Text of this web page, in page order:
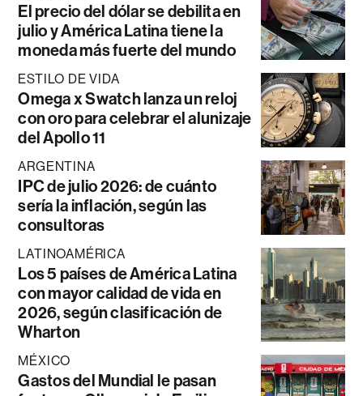
El precio del dólar se debilita en
julio y América Latina tiene la
moneda más fuerte del mundo
ESTILO DE VIDA
Omega x Swatch lanza un reloj
con oro para celebrar el alunizaje
del Apollo 11
ARGENTINA
IPC de julio 2026: de cuánto
sería la inflación, según las
consultoras
LATINOAMÉRICA
Los 5 países de América Latina
con mayor calidad de vida en
2026, según clasificación de
Wharton
MÉXICO
Gastos del Mundial le pasan